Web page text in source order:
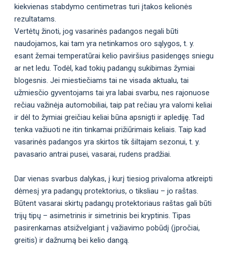
kiekvienas stabdymo centimetras turi įtakos kelionės
rezultatams.
Vertėtų žinoti, jog vasarinės padangos negali būti
naudojamos, kai tam yra netinkamos oro sąlygos, t. y.
esant žemai temperatūrai kelio paviršius pasidengęs sniegu
ar net ledu. Todėl, kad tokių padangų sukibimas žymiai
blogesnis. Jei miestiečiams tai ne visada aktualu, tai
užmiesčio gyventojams tai yra labai svarbu, nes rajonuose
rečiau važinėja automobiliai, taip pat rečiau yra valomi keliai
ir dėl to žymiai greičiau keliai būna apsnigti ir aplediję. Tad
tenka važiuoti ne itin tinkamai prižiūrimais keliais. Taip kad
vasarinės padangos yra skirtos tik šiltajam sezonui, t. y.
pavasario antrai pusei, vasarai, rudens pradžiai.
Dar vienas svarbus dalykas, į kurį tiesiog privaloma atkreipti
dėmesį yra padangų protektorius, o tiksliau – jo raštas.
Būtent vasarai skirtų padangų protektoriaus raštas gali būti
trijų tipų – asimetrinis ir simetrinis bei kryptinis. Tipas
pasirenkamas atsižvelgiant į važiavimo pobūdį (įpročiai,
greitis) ir dažnumą bei kelio dangą.